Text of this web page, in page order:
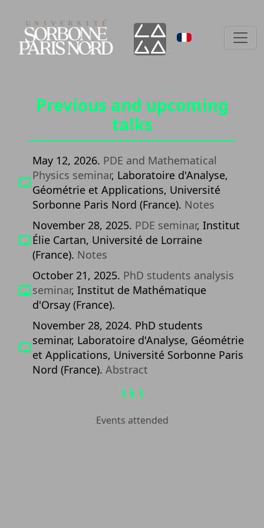
Previous and upcoming
talks
May 12, 2026. PDE and Mathematical
Physics seminar, Laboratoire d'Analyse,
Géométrie et Applications, Université
Sorbonne Paris Nord (France). Notes
November 28, 2025. PDE seminar, Institut
Élie Cartan, Université de Lorraine
(France). Notes
October 21, 2025. PhD students analysis
seminar, Institut de Mathématique
d'Orsay (France).
November 28, 2024. PhD students
seminar, Laboratoire d'Analyse, Géométrie
et Applications, Université Sorbonne Paris
Nord (France). Abstract
♮ ♮ ♮
Events attended